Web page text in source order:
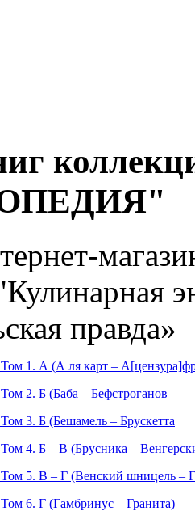
правда»
1. А (А ля карт –
2. Б (Баба – Бефстроганов
3. Б (Бешамель – Брускетта
4. Б – В (Брусника –
5. В – Г (Венский шницель –
6. Г (Гамбринус – Гранита)